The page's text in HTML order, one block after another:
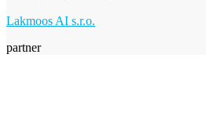
Lakmoos AI s.r.o.
partner